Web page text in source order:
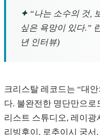
✦“나는 소수의 것,
싶은 욕망이 있다.”
년 인터뷰)
크리스탈 레코드는 “대
다. 불완전한 명단만으로
리스트 스튜디오, 레이
리빙후이, 로추이시 궁서,